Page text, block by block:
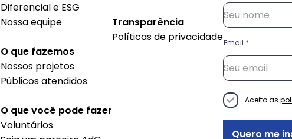
Diferencial e ESG
Nossa equipe
O que fazemos
Nossos projetos
Públicos atendidos
O que você pode fazer
Voluntários
Transparência
Políticas de privacidadeEmail
Aceito as
Quero me